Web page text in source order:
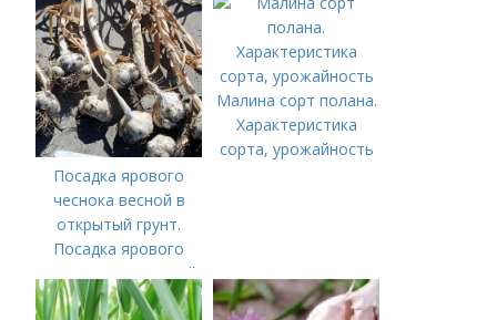
Посадка ярового
чеснока весной в
открытый грунт.
Посадка ярового
чеснока в открытый
грунт
Малина сорт полана.
Характеристика
сорта, урожайность